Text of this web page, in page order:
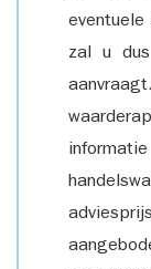
zal u